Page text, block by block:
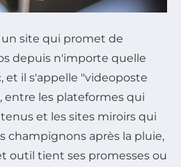
site qui promet de
depuis n'importe quelle
et il s'appelle "videoposte
entre les plateformes qui
et les sites miroirs qui
champignons après la pluie,
outil tient ses promesses ou